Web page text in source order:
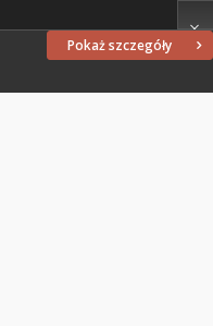
Pokaż szczegóły